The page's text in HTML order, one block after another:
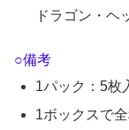
ドラゴン・ヘ
○備考
1パック：5枚
1ボックスで